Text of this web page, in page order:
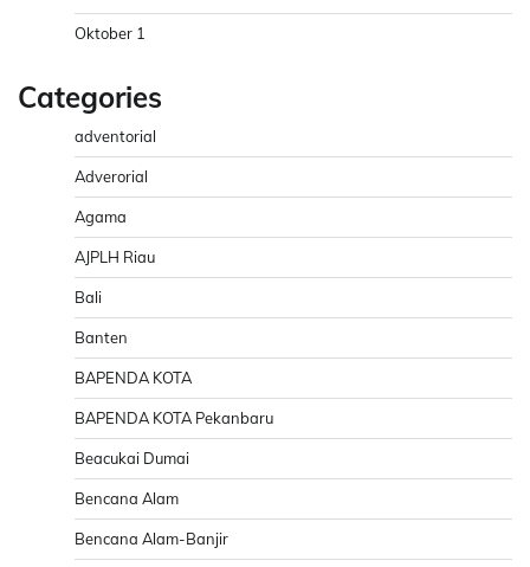
Oktober 1
Categories
adventorial
Adverorial
Agama
AJPLH Riau
Bali
Banten
BAPENDA KOTA
BAPENDA KOTA Pekanbaru
Beacukai Dumai
Bencana Alam
Bencana Alam-Banjir